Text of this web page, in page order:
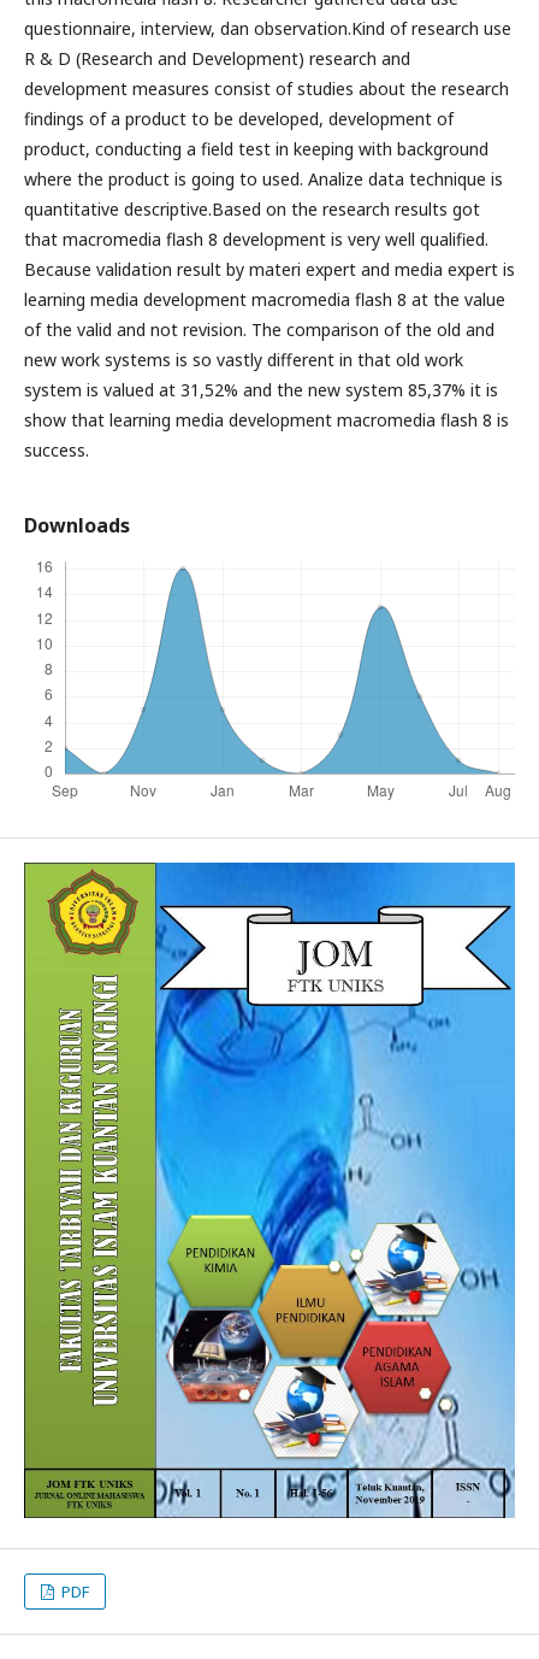
questionnaire, interview, dan observation.Kind of research use
R & D (Research and Development) research and
development measures consist of studies about the research
findings of a product to be developed, development of
product, conducting a field test in keeping with background
where the product is going to used. Analize data technique is
quantitative descriptive.Based on the research results got
that macromedia flash 8 development is very well qualified.
Because validation result by materi expert and media expert is
learning media development macromedia flash 8 at the value
of the valid and not revision. The comparison of the old and
new work systems is so vastly different in that old work
system is valued at 31,52% and the new system 85,37% it is
show that learning media development macromedia flash 8 is
success.
Downloads
PDF